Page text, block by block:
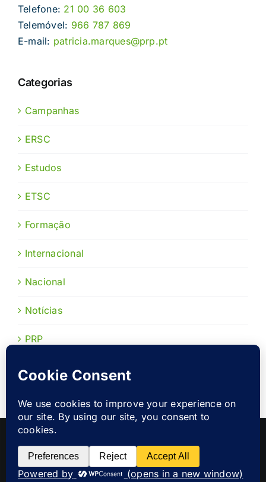
Telefone: 21 00 36 603
Telemóvel: 966 787 869
E-mail: patricia.marques@prp.pt
Categorias
Campanhas
ERSC
Estudos
ETSC
Formação
Internacional
Nacional
Notícias
PRP
Publicações
Copyright 2022 |
de Privacidade
FacebookInstagram